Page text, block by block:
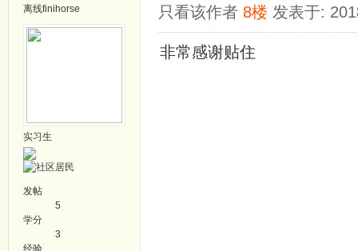
离线finihorse
实习生
发帖
5
学分
3
经验
只看该作者 8楼 发表于:
非常感谢贴住